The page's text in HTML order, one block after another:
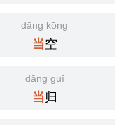
dāng kōng
当空
dāng guī
当归